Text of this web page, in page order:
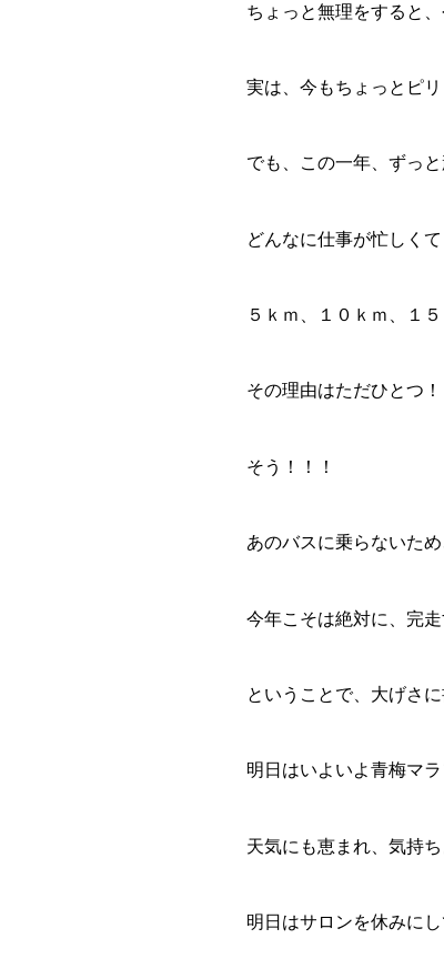
ちょっと無理をすると
実は、今もちょっとピリ
でも、この一年、ずっ
どんなに仕事が忙しく
５ｋｍ、１０ｋｍ、１
その理由はただひとつ！
そう！！！
あのバスに乗らないた
今年こそは絶対に、完走
ということで、大げさに
明日はいよいよ青梅マ
天気にも恵まれ、気持
明日はサロンを休みにし